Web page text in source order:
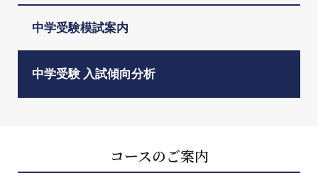
中学受験模試案内
中学受験 入試傾向分析
コースのご案内